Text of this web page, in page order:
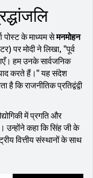
पोस्ट के माध्यम सेमनमोहन
पर मोदी ने लिखा, "पूर्व
हम उनके सार्वजनिक
याद करते हैं।" यह संदेश
है कि राजनीतिक प्रतिद्वंद्वी
में प्रगति और
उन्होंने कहा कि सिंह जी के
वित्तीय संस्थानों के साथ